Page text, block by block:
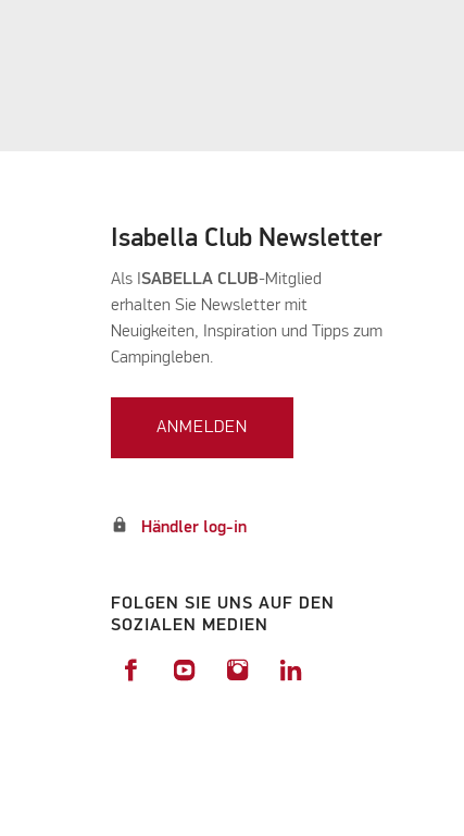
Isabella Club Newsletter
Als I SABELLA CLUB-Mitglied
erhalten Sie Newsletter mit
Neuigkeiten, Inspiration und Tipps zum
Campingleben.
ANMELDEN
lock Händler log-in
FOLGEN SIE UNS AUF DEN
SOZIALEN MEDIEN